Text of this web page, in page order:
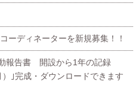
ーディネーターを新規募集！！
報告書 開設から1年の記録
｣完成・ダウンロードできます